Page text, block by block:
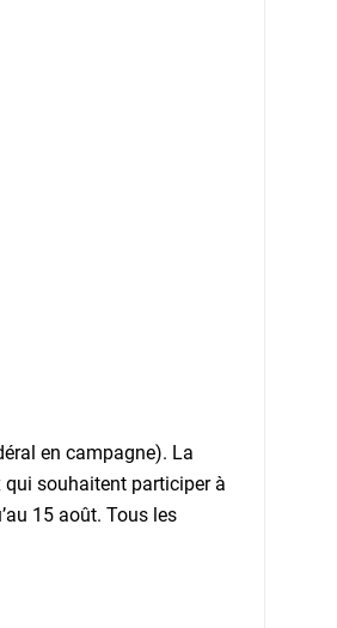
en campagne). La
qui souhaitent participer à
15 août. Tous les